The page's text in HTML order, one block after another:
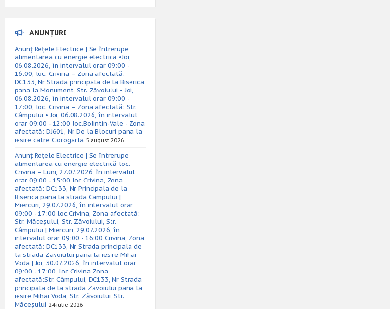
ANUNȚURI
Anunț Rețele Electrice | Se întrerupe
alimentarea cu energie electrică •Joi,
06.08.2026, în intervalul orar 09:00 -
16:00, loc. Crivina – Zona afectată:
DC133, Nr Strada principala de la Biserica
pana la Monument, Str. Zăvoiului • Joi,
06.08.2026, în intervalul orar 09:00 -
17:00, loc. Crivina – Zona afectată: Str.
Câmpului • Joi, 06.08.2026, în intervalul
orar 09:00 - 12:00 loc.Bolintin-Vale - Zona
afectată: DJ601, Nr De la Blocuri pana la
iesire catre Ciorogarla 5 august 2026
Anunț Rețele Electrice | Se întrerupe
alimentarea cu energie electrică loc.
Crivina – Luni, 27.07.2026, în intervalul
orar 09:00 - 15:00 loc.Crivina, Zona
afectată: DC133, Nr Principala de la
Biserica pana la strada Campului |
Miercuri, 29.07.2026, în intervalul orar
09:00 - 17:00 loc.Crivina, Zona afectată:
Str. Măceșului, Str. Zăvoiului, Str.
Câmpului | Miercuri, 29.07.2026, în
intervalul orar 09:00 - 16:00 Crivina, Zona
afectată: DC133, Nr Strada principala de
la strada Zavoiului pana la iesire Mihai
Voda | Joi, 30.07.2026, în intervalul orar
09:00 - 17:00, loc.Crivina Zona
afectată:Str. Câmpului, DC133, Nr Strada
principala de la strada Zavoiului pana la
iesire Mihai Voda, Str. Zăvoiului, Str.
Măceșului 24 iulie 2026